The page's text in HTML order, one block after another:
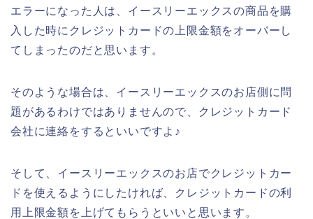
エラーになった人は、イースリーエックスの商品を購
入した時にクレジットカードの上限金額をオーバーし
てしまったのだと思います。
そのような場合は、イースリーエックスのお店側に問
題があるわけではありませんので、クレジットカード
会社に連絡をするといいですよ♪
そして、イースリーエックスのお店でクレジットカー
ドを使えるようにしたければ、クレジットカードの利
用上限金額を上げてもらうといいと思います。